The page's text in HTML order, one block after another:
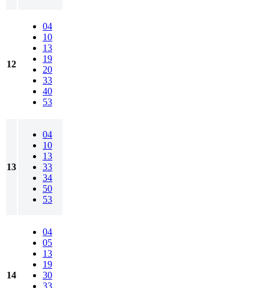
12
04
10
13
19
20
33
40
53
13
04
10
13
33
34
50
53
14
04
05
13
19
30